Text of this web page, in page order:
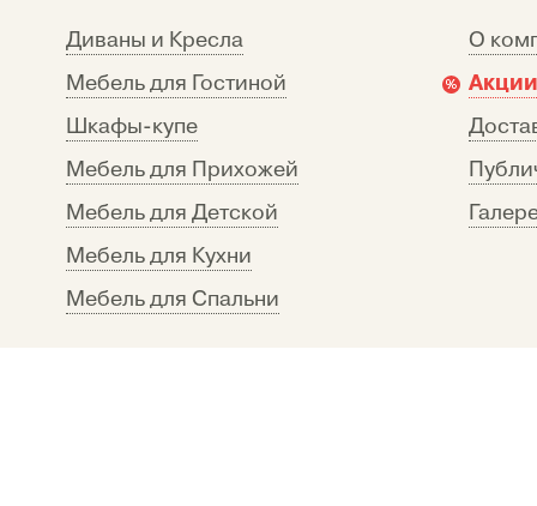
Диваны и Кресла
Мебель для Гостиной
Шкафы-купе
Мебель для Прихожей
Мебель для Детской
Мебель для Кухни
Мебель для Спальни
О